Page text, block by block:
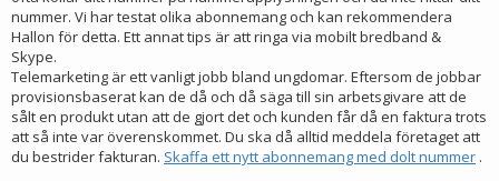
nummer. Vi har testat olika abonnemang och kan rekommendera
Hallon för detta. Ett annat tips är att ringa via mobilt bredband &
Skype.
Telemarketing är ett vanligt jobb bland ungdomar. Eftersom de jobbar
provisionsbaserat kan de då och då säga till sin arbetsgivare att de
sålt en produkt utan att de gjort det och kunden får då en faktura trots
att så inte var överenskommet. Du ska då alltid meddela företaget att
du bestrider fakturan. Skaffa ett nytt abonnemang med dolt nummer .